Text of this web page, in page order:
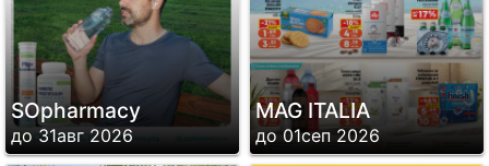
SОpharmacy
до 31авг 2026
MAG ITALIA
до 01сеп 2026